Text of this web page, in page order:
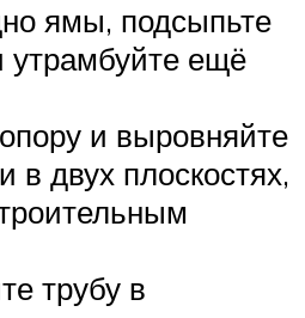
ямы, подсыпьте
утрамбуйте ещё
и выровняйте
в двух плоскостях,
трубу в